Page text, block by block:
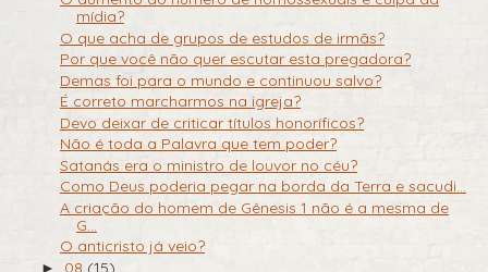
mídia?
O que acha de grupos de estudos de irmãs?
Por que você não quer escutar esta pregadora?
Demas foi para o mundo e continuou salvo?
É correto marcharmos na igreja?
Devo deixar de criticar títulos honoríficos?
Não é toda a Palavra que tem poder?
Satanás era o ministro de louvor no céu?
Como Deus poderia pegar na borda da Terra e sacudi...
A criação do homem de Gênesis 1 não é a mesma de
G...
O anticristo já veio?
► 08 (15)